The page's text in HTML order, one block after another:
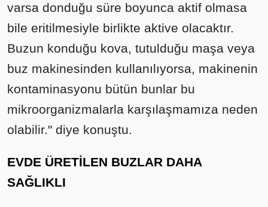
varsa donduğu süre boyunca aktif olmasa
bile eritilmesiyle birlikte aktive olacaktır.
Buzun konduğu kova, tutulduğu maşa veya
buz makinesinden kullanılıyorsa, makinenin
kontaminasyonu bütün bunlar bu
mikroorganizmalarla karşılaşmamıza neden
olabilir." diye konuştu.
EVDE ÜRETİLEN BUZLAR DAHA
SAĞLIKLI